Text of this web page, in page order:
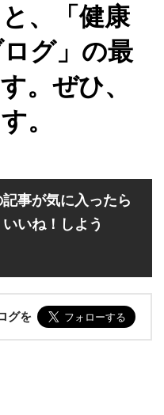
、「健康
グ」の最
。ぜひ、
。
記事が気に入ったら
いいね！しよう
グを